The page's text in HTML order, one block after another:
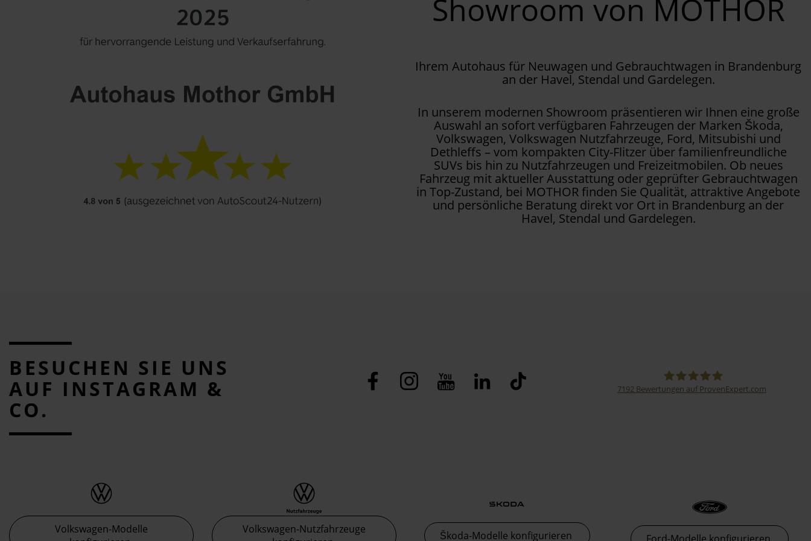
Showroom von MOTHOR
Ihrem Autohaus für Neuwagen und Gebrauchtwagen in Brandenburg
an der Havel, Stendal und Gardelegen.
In unserem modernen Showroom präsentieren wir Ihnen eine große
Auswahl an sofort verfügbaren Fahrzeugen der Marken Škoda,
Volkswagen, Volkswagen Nutzfahrzeuge, Ford, Mitsubishi und
Dethleffs – vom kompakten City-Flitzer über familienfreundliche
SUVs bis hin zu Nutzfahrzeugen und Freizeitmobilen. Ob neues
Fahrzeug mit aktueller Ausstattung oder geprüfter Gebrauchtwagen
in Top-Zustand, bei MOTHOR finden Sie Qualität, attraktive Angebote
und persönliche Beratung direkt vor Ort in Brandenburg an der
Havel, Stendal und Gardelegen.
BESUCHEN SIE UNS
AUF INSTAGRAM &
CO.
7192 Bewertungen auf ProvenExpert.com
Volkswagen-Modelle
Volkswagen-Nutzfahrzeuge
Škoda-Modelle konfigurieren